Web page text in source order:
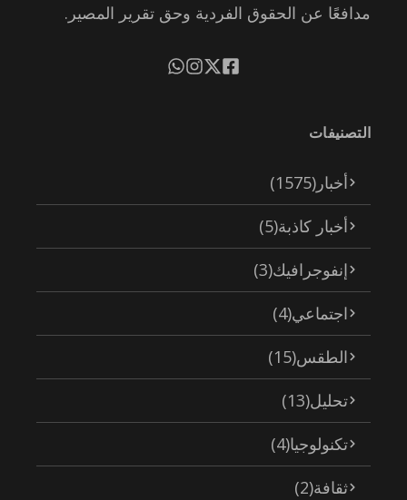
مدافعًا عن الحقوق الفردية وحق تقرير المصير.
التصنيفات
أخبار (1575)
أخبار كاذبة(5)
إنفوجرافيك(3)
اجتماعي(4)
الطقس(15)
تحليل(13)
تكنولوجيا(4)
ثقافة(2)